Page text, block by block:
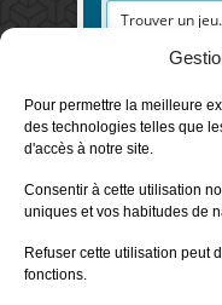
Pour permettre la meilleure
des technologies telles que
d'accès à notre site.
Consentir à cette utilisation
uniques et vos habitudes de
Refuser cette utilisation peut
fonctions.
Se connecterou
NOS